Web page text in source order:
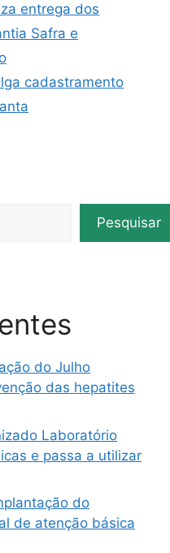
entrega dos
Safra e
cadastramento
Pesquisar
do Julho
das hepatites
Laboratório
e passa a utilizar
do
de atenção básica